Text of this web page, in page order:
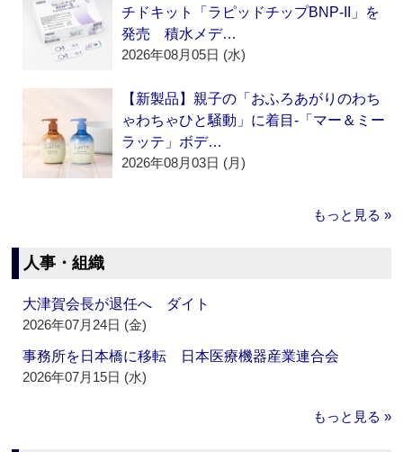
チドキット「ラピッドチップBNP-II」を
発売 積水メデ…
2026年08月05日 (水)
【新製品】親子の「おふろあがりのわち
ゃわちゃひと騒動」に着目‐「マー＆ミー
ラッテ」ボデ…
2026年08月03日 (月)
もっと見る »
人事・組織
大津賀会長が退任へ ダイト
2026年07月24日 (金)
事務所を日本橋に移転 日本医療機器産業連合会
2026年07月15日 (水)
もっと見る »